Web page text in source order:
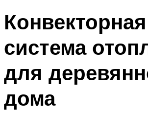
Конвекторная
система
для
дома